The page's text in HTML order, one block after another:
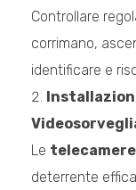
Controllare
corrimano,
identificare e
Le telecamere
deterrente